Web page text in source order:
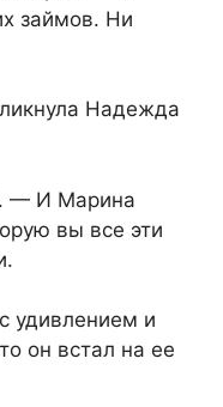
займов. Ни
Надежда
— И Марина
вы все эти
удивлением и
он встал на ее